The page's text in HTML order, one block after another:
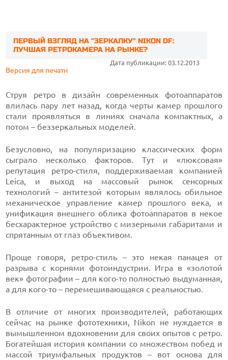
ПЕРВЫЙ ВЗГЛЯД НА "ЗЕРКАЛКУ" NIKON DF:
ЛУЧШАЯ РЕТРОКАМЕРА НА РЫНКЕ?
Дата публикации: 03.12.2013
Версия для печати
Струя ретро в дизайн современных фотоаппаратов
влилась пару лет назад, когда черты камер прошлого
стали проявляться в линиях сначала компактных, а
потом – беззеркальных моделей.
Безусловно, на популяризацию классических форм
сыграло несколько факторов. Тут и «люксовая»
репутация ретро-стиля, поддерживаемая компанией
Leica, и выход на массовый рынок сенсорных
технологий – антитезой которым являлось обильное
механическое управление камер прошлого века, и
унификация внешнего облика фотоаппаратов в некое
бесхарактерное устройство с мизерными габаритами и
спрятанным от глаз объективом.
Проще говоря, ретро-стиль – это некая панацея от
разрыва с корнями фотоиндустрии. Игра в «золотой
век» фотографии – для кого-то полностью выдуманная,
а для кого-то – перемешивающаяся с реальностью.
В отличие от многих производителей, работающих
сейчас на рынке фототехники, Nikon не нуждается в
вымышленном вдохновении для своих опытов с ретро.
Богатейшая история компании со множеством побед и
массой триумфальных продуктов – вот основа для